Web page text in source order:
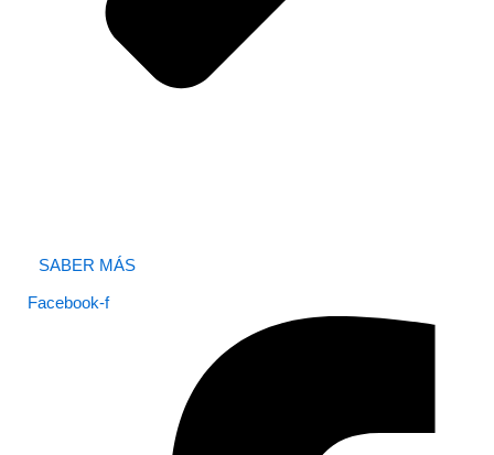
SABER MÁS
Facebook-f